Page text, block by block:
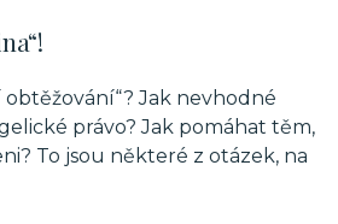
obtěžování“? Jak nevhodné
právo? Jak pomáhat těm,
To jsou některé z otázek, na